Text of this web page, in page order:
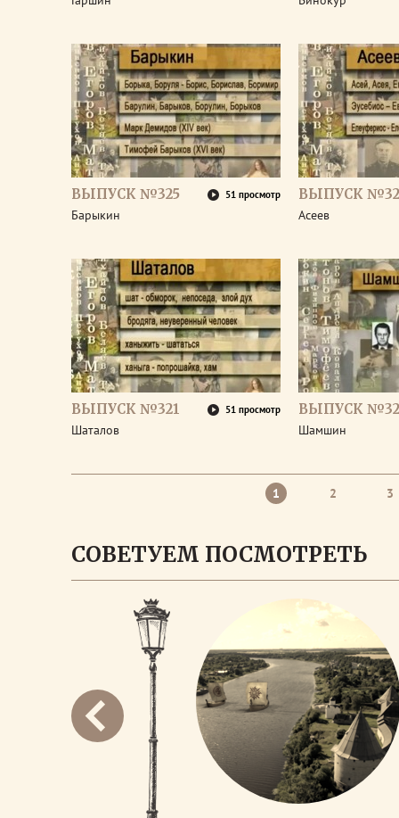
ВЫПУСК №325 51 просмотр
Барыкин
ВЫПУСК
Асеев
ВЫПУСК №321 51 просмотр
Шаталов
ВЫПУСК
Шамшин
1 2 3
СОВЕТУЕМ ПОСМОТРЕТЬ